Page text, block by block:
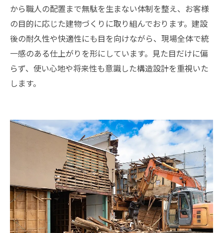
から職人の配置まで無駄を生まない体制を整え、お客様
の目的に応じた建物づくりに取り組んでおります。建設
後の耐久性や快適性にも目を向けながら、現場全体で統
一感のある仕上がりを形にしています。見た目だけに偏
らず、使い心地や将来性も意識した構造設計を重視いた
します。